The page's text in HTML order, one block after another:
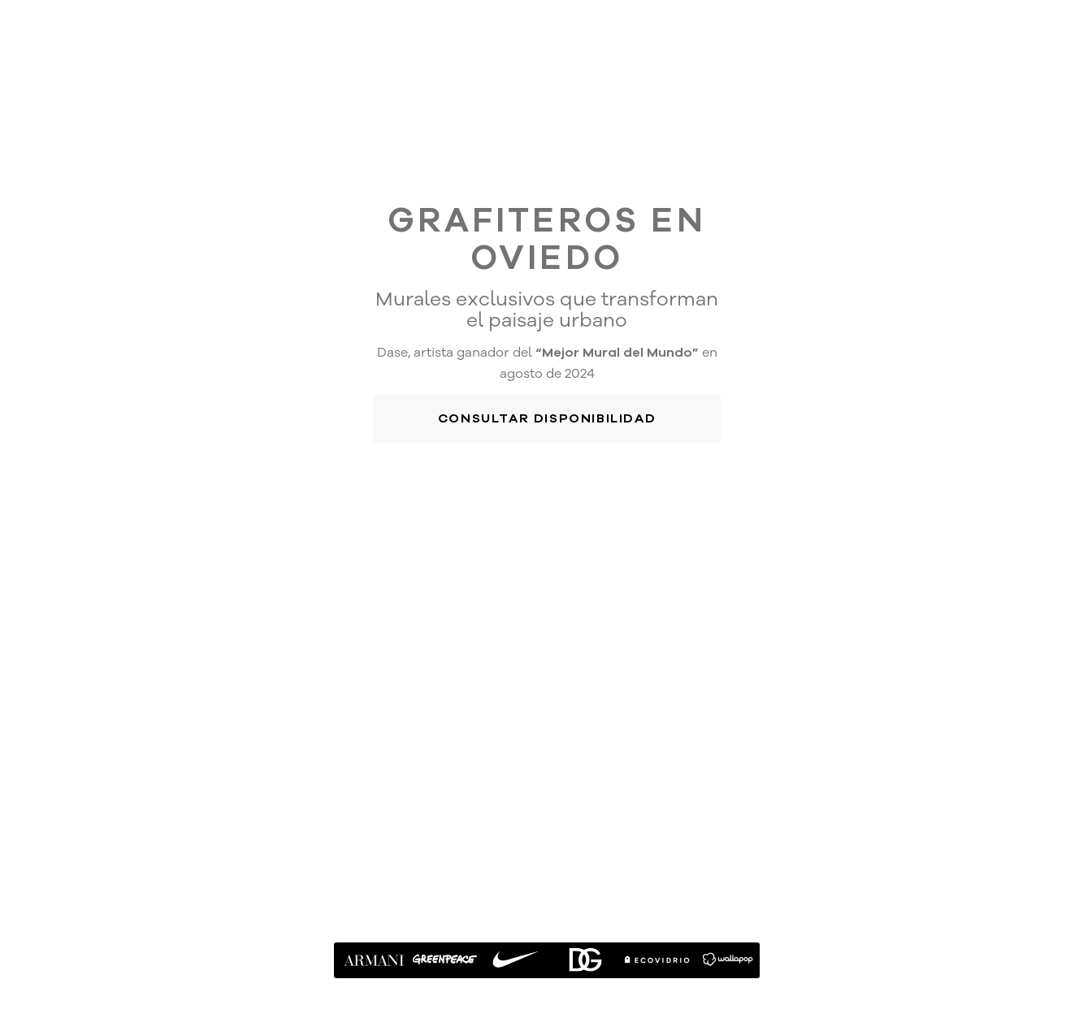
GRAFITEROS EN
OVIEDO
Murales exclusivos que transforman
el paisaje urbano
Dase, artista ganador del“Mejor Mural del Mundo” en
agosto de 2024
CONSULTAR DISPONIBILIDAD